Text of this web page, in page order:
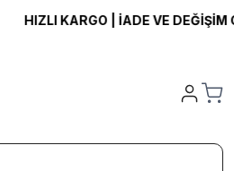
HIZLI KARGO | İADE VE DEĞİŞİM